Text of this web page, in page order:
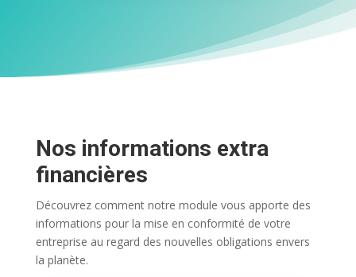
Nos informations extra
financières
Découvrez comment notre module vous apporte des
informations pour la mise en conformité de votre
entreprise au regard des nouvelles obligations envers
la planète.